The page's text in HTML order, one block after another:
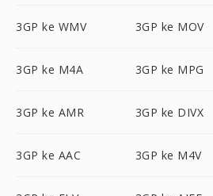
3GP ke WMV 3GP ke MOV
3GP ke M4A 3GP ke MPG
3GP ke AMR 3GP ke DIVX
3GP ke AAC 3GP ke M4V